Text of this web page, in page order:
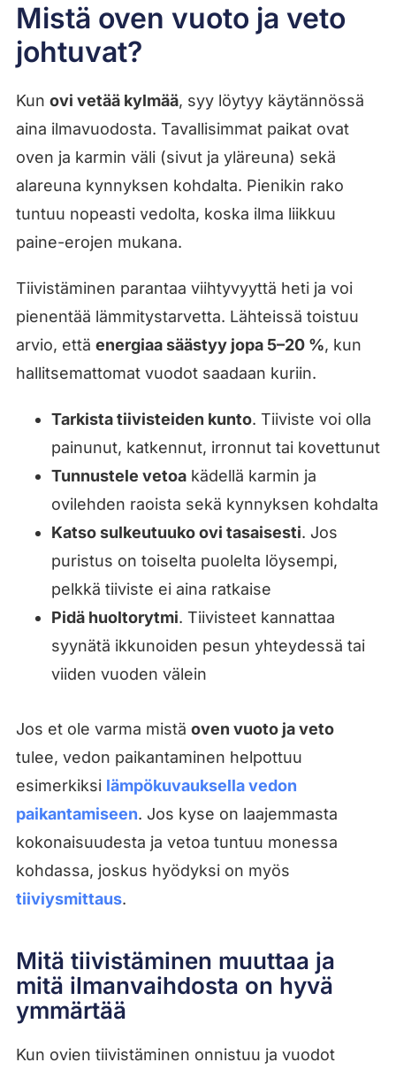
Mistä oven vuoto ja veto
johtuvat?
Kun ovi vetää kylmää, syy löytyy käytännössä
aina ilmavuodosta. Tavallisimmat paikat ovat
oven ja karmin väli (sivut ja yläreuna) sekä
alareuna kynnyksen kohdalta. Pienikin rako
tuntuu nopeasti vedolta, koska ilma liikkuu
paine-erojen mukana.
Tiivistäminen parantaa viihtyvyyttä heti ja voi
pienentää lämmitystarvetta. Lähteissä toistuu
arvio, että energiaa säästyy jopa 5–20 %, kun
hallitsemattomat vuodot saadaan kuriin.
Tarkista tiivisteiden kunto. Tiiviste voi olla
painunut, katkennut, irronnut tai kovettunut
Tunnustele vetoakädellä karmin ja
ovilehden raoista sekä kynnyksen kohdalta
Katso sulkeutuuko ovi tasaisesti. Jos
puristus on toiselta puolelta löysempi,
pelkkä tiiviste ei aina ratkaise
Pidä huoltorytmi. Tiivisteet kannattaa
syynätä ikkunoiden pesun yhteydessä tai
viiden vuoden välein
Jos et ole varma mistä oven vuoto ja veto
tulee, vedon paikantaminen helpottuu
esimerkiksi lämpökuvauksella vedon
paikantamiseen. Jos kyse on laajemmasta
kokonaisuudesta ja vetoa tuntuu monessa
kohdassa, joskus hyödyksi on myös
tiiviysmittaus.
Mitä tiivistäminen muuttaa ja
mitä ilmanvaihdosta on hyvä
ymmärtää
Kun ovien tiivistäminen onnistuu ja vuodot